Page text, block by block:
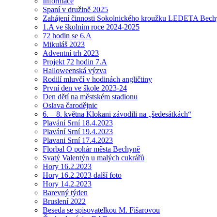
Spaní v družině 2025
Zahájení činnosti Sokolnického kroužku LEDETA
1.A ve školním roce 2024-2025
72 hodin se 6.A
Mikuláš 2023
Adventní trh 2023
Projekt 72 hodin 7.A
Halloweenská výzva
Rodilí mluvčí v hodinách angličtiny
První den ve škole 2023-24
Den dětí na městském stadionu
Oslava čarodějnic
6. – 8. května Klokani závodili na „šedesátkách“
Plavání Srní 18.4.2023
Plavání Srní 19.4.2023
Plavani Srní 17.4.2023
Florbal O pohár města Bechyně
Svatý Valentýn u malých cukrářů
Hory 16.2.2023
Hory 16.2.2023 další foto
Hory 14.2.2023
Barevný týden
Bruslení 2022
Beseda se spisovatelkou M. Fišarovou